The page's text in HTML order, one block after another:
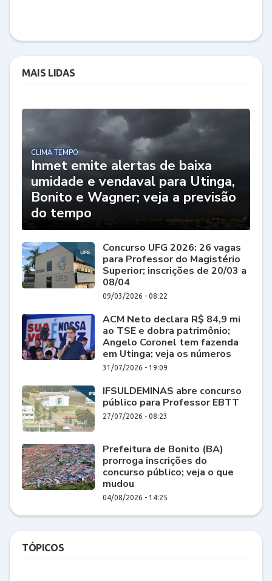
MAIS LIDAS
CLIMA TEMPO
Inmet emite alertas de baixa
umidade e vendaval para Utinga,
Bonito e Wagner; veja a previsão
do tempo
Concurso UFG 2026: 26 vagas
para Professor do Magistério
Superior; inscrições de 20/03 a
08/04
09/03/2026 - 08:22
ACM Neto declara R$ 84,9 mi
ao TSE e dobra patrimônio;
Angelo Coronel tem fazenda
em Utinga; veja os números
31/07/2026 - 19:09
IFSULDEMINAS abre concurso
público para Professor EBTT
27/07/2026 - 08:23
Prefeitura de Bonito (BA)
prorroga inscrições do
concurso público; veja o que
mudou
04/08/2026 - 14:25
TÓPICOS